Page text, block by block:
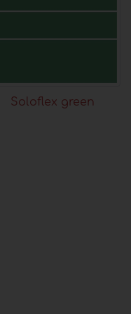
Soloflex green